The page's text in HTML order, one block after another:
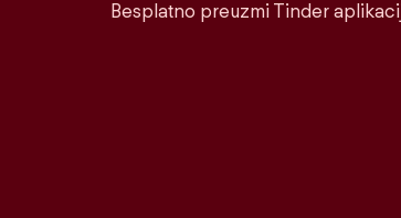
Besplatno preuzmi Tinder